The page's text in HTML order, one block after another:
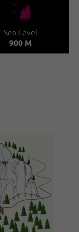
🞱
Sea Level
900 M